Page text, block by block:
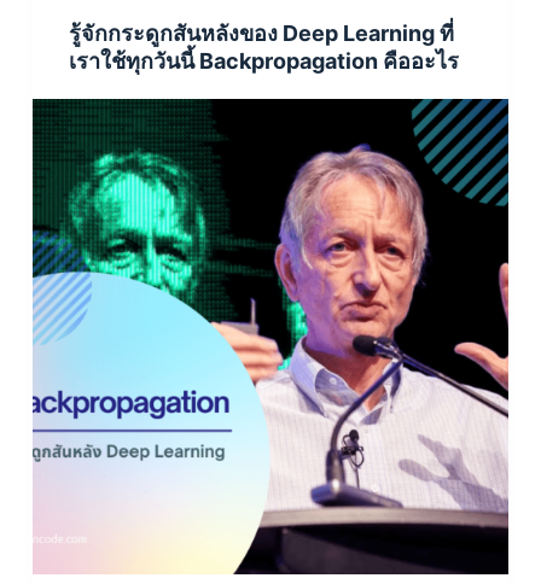
รู้จักกระดูกสันหลังของ Deep Learning ที่
เราใช้ทุกวันนี้ Backpropagation คืออะไร